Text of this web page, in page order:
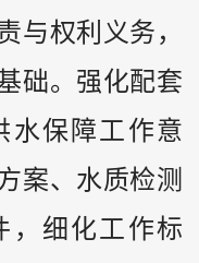
与权利义务，
础。强化配套
水保障工作意
案、水质检测
，细化工作标